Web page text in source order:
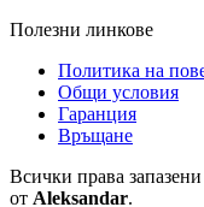
Полезни линкове
Политика на
Общи условия
Гаранция
Връщане
Всички права запазени
от Aleksandar.